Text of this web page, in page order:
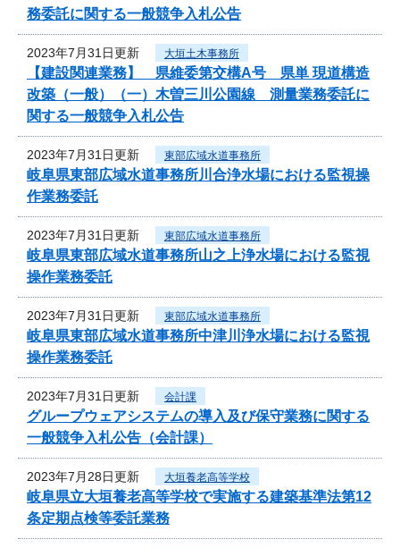
務委託に関する一般競争入札公告
2023年7月31日更新 大垣土木事務所
【建設関連業務】 県維委第交構A号 県単 現道構造
改築（一般）（一）木曽三川公園線 測量業務委託に
関する一般競争入札公告
2023年7月31日更新 東部広域水道事務所
岐阜県東部広域水道事務所川合浄水場における監視操
作業務委託
2023年7月31日更新 東部広域水道事務所
岐阜県東部広域水道事務所山之上浄水場における監視
操作業務委託
2023年7月31日更新 東部広域水道事務所
岐阜県東部広域水道事務所中津川浄水場における監視
操作業務委託
2023年7月31日更新 会計課
グループウェアシステムの導入及び保守業務に関する
一般競争入札公告（会計課）
2023年7月28日更新 大垣養老高等学校
岐阜県立大垣養老高等学校で実施する建築基準法第12
条定期点検等委託業務